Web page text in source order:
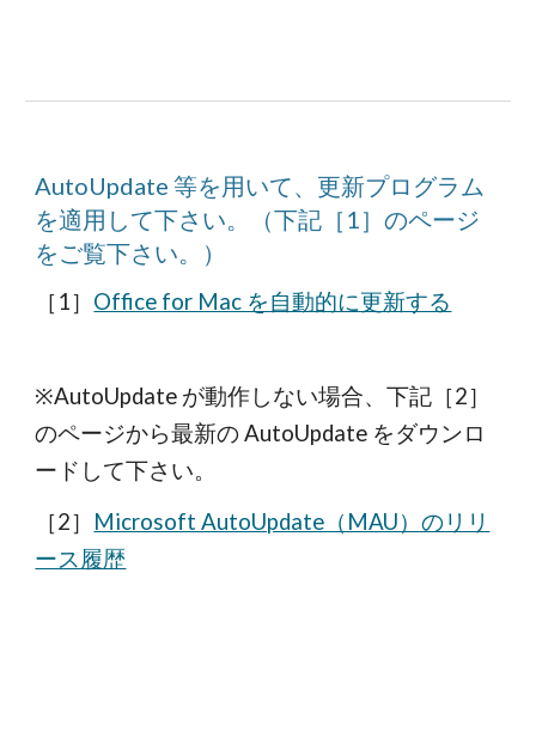
AutoUpdate 等を用いて、更新プログラム
を適用して下さい。（下記［1］のページ
をご覧下さい。）
［1］ Office for Mac を自動的に更新する
※AutoUpdate が動作しない場合、下記［2］
のページから最新の AutoUpdate をダウンロ
ードして下さい。
［2］ Microsoft AutoUpdate（MAU）のリリ
ース履歴